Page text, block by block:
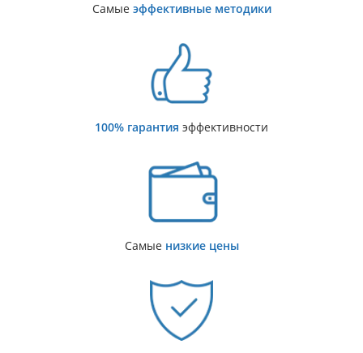
Самые эффективные методики
100% гарантия эффективности
Самые низкие цены